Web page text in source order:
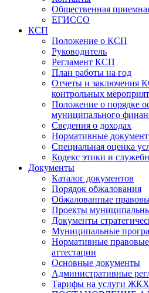
Общественная
ЕГИССО
КСП
Положение о КСП
Руководитель
Регламент КСП
План работы на год
Отчеты и заключения
контрольных
Положение о порядке
муниципального
Сведения о доходах
Нормативные
Специальная оценка
Кодекс этики и
Документы
Каталог документов
Порядок обжалования
Обжалованные
Проекты
Документы
Муниципальные
Нормативные
аттестации
Основные документы
Административные
Тарифы на услуги ЖКХ